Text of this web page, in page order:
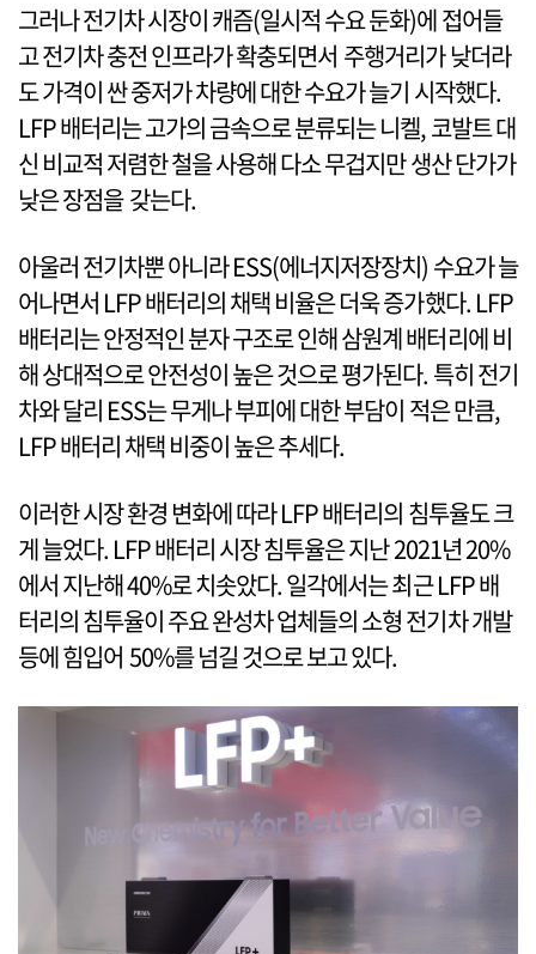
그러나 전기차 시장이 캐즘(일시적 수요 둔화)에 접어들
고 전기차 충전 인프라가 확충되면서 주행거리가 낮더라
도 가격이 싼 중저가 차량에 대한 수요가 늘기 시작했다.
LFP 배터리는 고가의 금속으로 분류되는 니켈, 코발트 대
신 비교적 저렴한 철을 사용해 다소 무겁지만 생산 단가가
낮은 장점을 갖는다.
아울러 전기차뿐 아니라 ESS(에너지저장장치) 수요가 늘
어나면서 LFP 배터리의 채택 비율은 더욱 증가했다. LFP
배터리는 안정적인 분자 구조로 인해 삼원계 배터리에 비
해 상대적으로 안전성이 높은 것으로 평가된다. 특히 전기
차와 달리 ESS는 무게나 부피에 대한 부담이 적은 만큼,
LFP 배터리 채택 비중이 높은 추세다.
이러한 시장 환경 변화에 따라 LFP 배터리의 침투율도 크
게 늘었다. LFP 배터리 시장 침투율은 지난 2021년 20%
에서 지난해 40%로 치솟았다. 일각에서는 최근 LFP 배
터리의 침투율이 주요 완성차 업체들의 소형 전기차 개발
등에 힘입어 50%를 넘길 것으로 보고 있다.